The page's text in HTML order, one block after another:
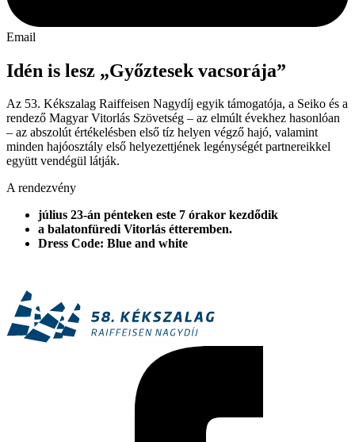
Email
Idén is lesz „Győztesek vacsorája”
Az 53. Kékszalag Raiffeisen Nagydíj egyik támogatója, a Seiko és a
rendező Magyar Vitorlás Szövetség – az elmúlt évekhez hasonlóan
– az abszolút értékelésben első tíz helyen végző hajó, valamint
minden hajóosztály első helyezettjének legénységét partnereikkel
együtt vendégül látják.
A rendezvény
július 23-án pénteken este 7 órakor kezdődik
a balatonfüredi Vitorlás étteremben.
Dress Code: Blue and white